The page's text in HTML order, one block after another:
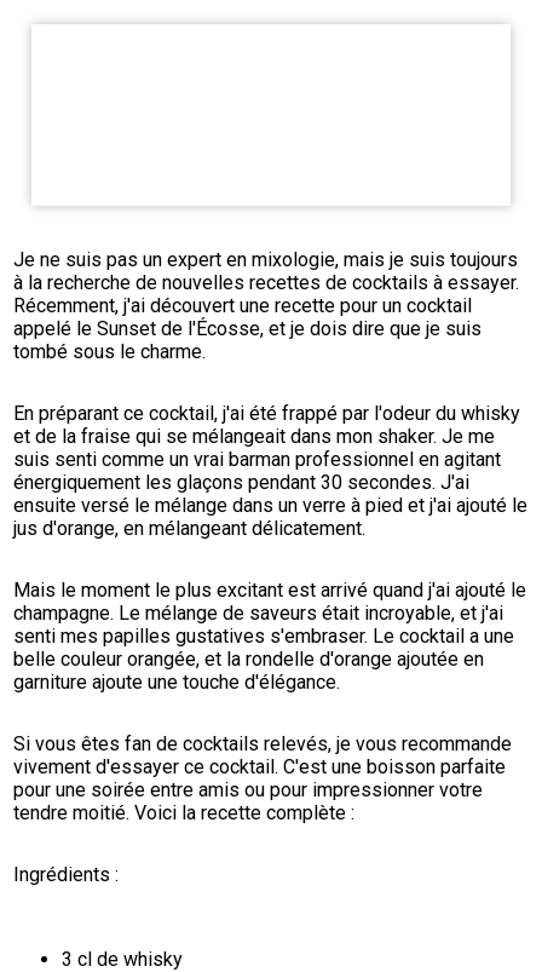
Je ne suis pas un expert en mixologie, mais je suis toujours
à la recherche de nouvelles recettes de cocktails à essayer.
Récemment, j'ai découvert une recette pour un cocktail
appelé le Sunset de l'Écosse, et je dois dire que je suis
tombé sous le charme.
En préparant ce cocktail, j'ai été frappé par l'odeur du whisky
et de la fraise qui se mélangeait dans mon shaker. Je me
suis senti comme un vrai barman professionnel en agitant
énergiquement les glaçons pendant 30 secondes. J'ai
ensuite versé le mélange dans un verre à pied et j'ai ajouté le
jus d'orange, en mélangeant délicatement.
Mais le moment le plus excitant est arrivé quand j'ai ajouté le
champagne. Le mélange de saveurs était incroyable, et j'ai
senti mes papilles gustatives s'embraser. Le cocktail a une
belle couleur orangée, et la rondelle d'orange ajoutée en
garniture ajoute une touche d'élégance.
Si vous êtes fan de cocktails relevés, je vous recommande
vivement d'essayer ce cocktail. C'est une boisson parfaite
pour une soirée entre amis ou pour impressionner votre
tendre moitié. Voici la recette complète :
Ingrédients :
3 cl de whisky